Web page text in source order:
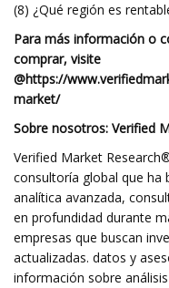
(8) ¿Qué región es
Para más información o
comprar, visite
@https://
market/
Sobre nosotros: Verified
Verified Market
consultoría global que ha
analítica avanzada,
en profundidad durante
empresas que buscan
actualizadas. datos y
información sobre